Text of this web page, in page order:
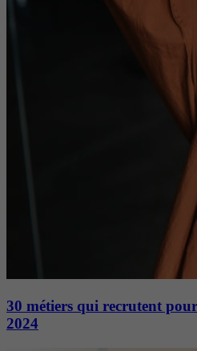
30 métiers qui recrutent
2024